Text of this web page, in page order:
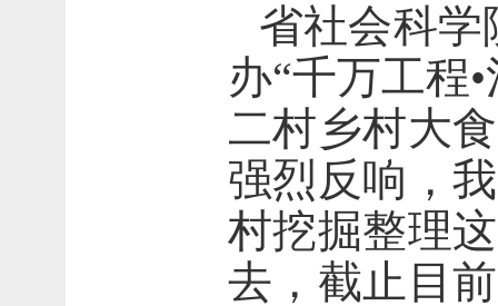
省社会科学
办“千万工程
二村乡村大
强烈反响，
村挖掘整理
去，截止目